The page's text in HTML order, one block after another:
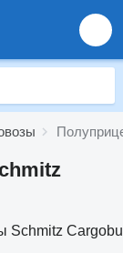
Schmitz